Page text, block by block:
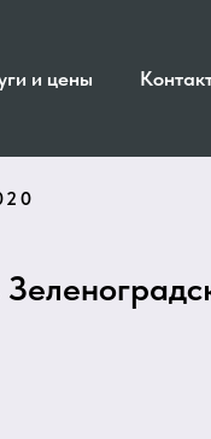
и цены